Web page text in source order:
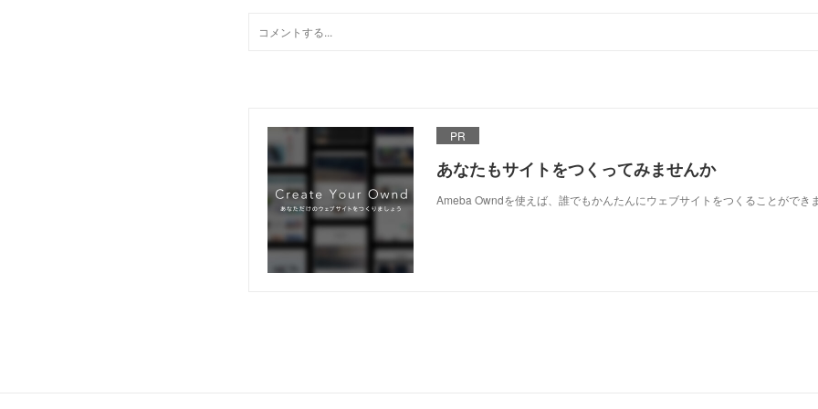
PR
あなたもサイトをつくってみませんか
Ameba Owndを使えば、誰でもかんたんにウェブサイトをつくることができ